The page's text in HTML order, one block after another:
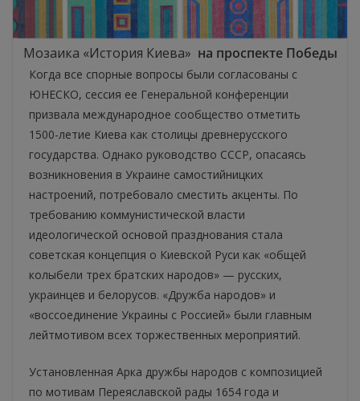
Мозаика «История Киева» на проспекте Победы
Когда все спорные вопросы были согласованы с
ЮНЕСКО, сессия ее Генеральной конференции
призвала международное сообщество отметить
1500-летие Киева как столицы древнерусского
государства. Однако руководство СССР, опасаясь
возникновения в Украине самостийницких
настроений, потребовало сместить акценты. По
требованию коммунистической власти
идеологической основой празднования стала
советская концепция о Киевской Руси как «общей
колыбели трех братских народов» — русских,
украинцев и белорусов. «Дружба народов» и
«воссоединение Украины с Россией» были главным
лейтмотивом всех торжественных мероприятий.
Установленная ​​Арка дружбы народов с композицией
по мотивам Переяславской рады 1654 года и